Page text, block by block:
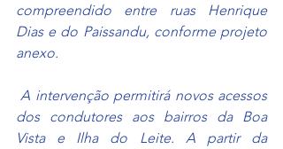
compreendido entre ruas Henrique
Dias e do Paissandu, conforme projeto
anexo.
dos condutores aos bairros da Boa
Vista e Ilha do Leite. A partir da